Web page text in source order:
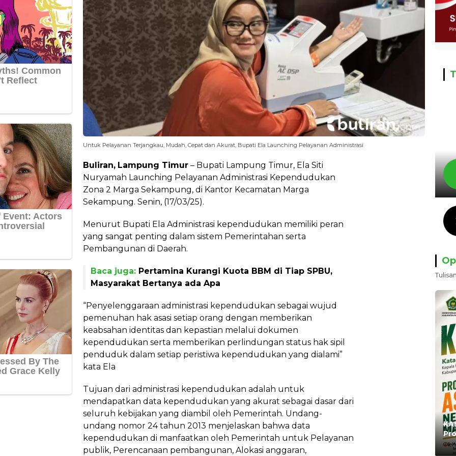
Untuk Pelayanan Terjangkau, Mudah, Cepat dan Akurat, Bupati Ela Launching Pelayanan Administrasi
Buliran, Lampung Timur – Bupati Lampung Timur, Ela Siti
Nuryamah Launching Pelayanan Administrasi Kependudukan
Zona 2 Marga Sekampung, di Kantor Kecamatan Marga
Sekampung. Senin, (17/03/25).
Menurut Bupati Ela Administrasi kependudukan memiliki peran
yang sangat penting dalam sistem Pemerintahan serta
Pembangunan di Daerah.
Baca juga: Pertamina Kurangi Kuota BBM di Tiap SPBU,
Masyarakat Bertanya ada Apa
“Penyelenggaraan administrasi kependudukan sebagai wujud
pemenuhan hak asasi setiap orang dengan memberikan
keabsahan identitas dan kepastian melalui dokumen
kependudukan serta memberikan perlindungan status hak sipil
penduduk dalam setiap peristiwa kependudukan yang dialami”
kata Ela
Tujuan dari administrasi kependudukan adalah untuk
mendapatkan data kependudukan yang akurat sebagai dasar dari
seluruh kebijakan yang diambil oleh Pemerintah. Undang-
undang nomor 24 tahun 2013 menjelaskan bahwa data
kependudukan di manfaatkan oleh Pemerintah untuk Pelayanan
publik, Perencanaan pembangunan, Alokasi anggaran,